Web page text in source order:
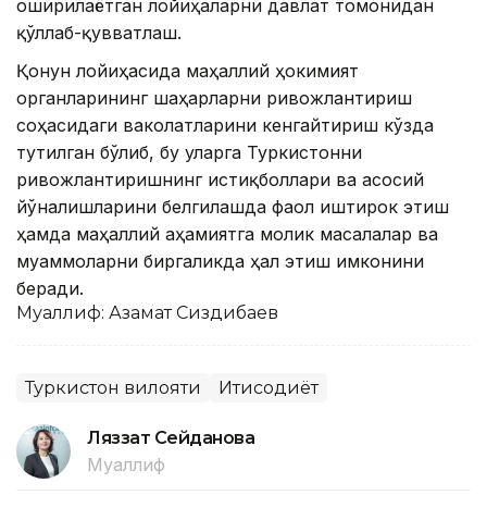
оширилаётган лойиҳаларни давлат томонидан
қўллаб-қувватлаш.
Қонун лойиҳасида маҳаллий ҳокимият
органларининг шаҳарларни ривожлантириш
соҳасидаги ваколатларини кенгайтириш кўзда
тутилган бўлиб, бу уларга Туркистонни
ривожлантиришнинг истиқболлари ва асосий
йўналишларини белгилашда фаол иштирок этиш
ҳамда маҳаллий аҳамиятга молик масалалар ва
муаммоларни биргаликда ҳал этиш имконини
беради.
Муаллиф: Азамат Сиздиқбаев
Туркистон вилояти Иқтисодиёт
Ляззат Сейданова
Муаллиф